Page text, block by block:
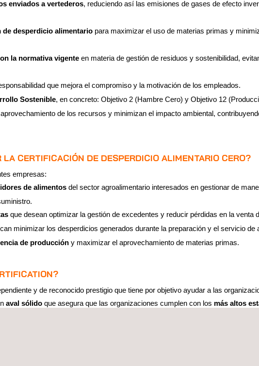
enviados a vertederos, reduciendo así las emisiones de gases de efecto
de desperdicio alimentario para maximizar el uso de materias primas y
la normativa vigente en materia de gestión de residuos y sostenibilidad,
que mejora el compromiso y la motivación de los empleados.
Sostenible, en concreto: Objetivo 2 (Hambre Cero) y Objetivo 12
de los recursos y minimizan el impacto ambiental,
CERTIFICACIÓN DE DESPERDICIO ALIMENTARIO CERO?
empresas:
de alimentos del sector agroalimentario interesados en gestionar de
que desean optimizar la gestión de excedentes y reducir pérdidas en la venta
minimizar los desperdicios generados durante la preparación y el servicio de
de producción y maximizar el aprovechamiento de materias primas.
y de reconocido prestigio que tiene por objetivo ayudar a las
aval sólido que asegura que las organizaciones cumplen con los más altos